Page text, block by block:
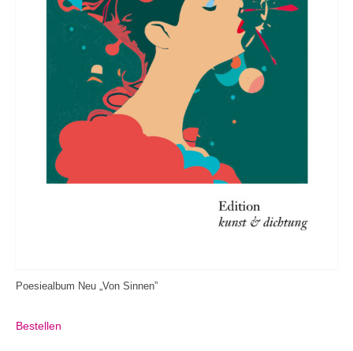
Poesiealbum Neu „Von Sinnen”
Bestellen